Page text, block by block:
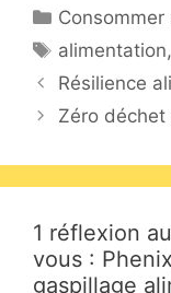
e
b
o
o
k
e
st
l
Catégories
Consommer
Étiquettes
alimentation,
Résilience
Zéro
1 réflexion
vous :
gaspillage